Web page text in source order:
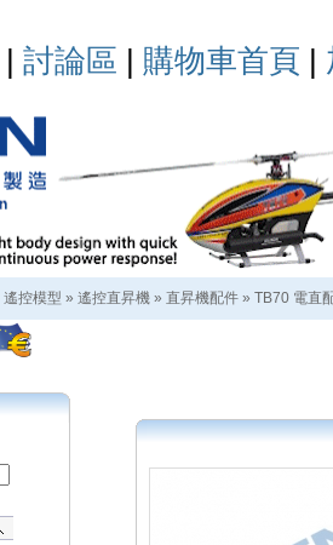
| 討論區 | 購物車首頁 |
遙控模型 » 遙控直昇機 » 直昇機配件 » TB70 電直